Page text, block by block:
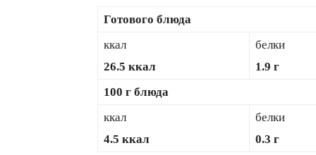
Готового блюда
ккал
26.5 ккал
белки
1.9 г
100 г блюда
ккал
4.5 ккал
белки
0.3 г